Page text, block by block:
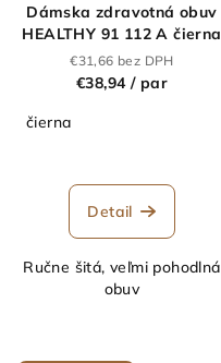
Dámska zdravotná obuv
HEALTHY 91 112 A čierna
€31,66 bez DPH
€38,94 / par
čierna
Detail
Ručne šitá, veľmi pohodlná
obuv